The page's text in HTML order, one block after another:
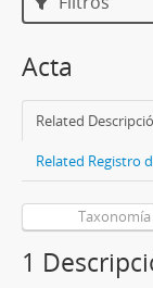
Acta
Related
Related Registro
Taxonomía
1